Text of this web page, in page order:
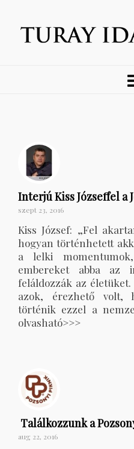
Interjú Kiss Józseffel a
szept 23, 2016
Kiss József: „Fel
hogyan történhetett
a lelki
embereket abba az
feláldozzák az
azok, érezhető volt,
történik ezzel a
olvasható>>>
Találkozzunk a
aug 22, 2016